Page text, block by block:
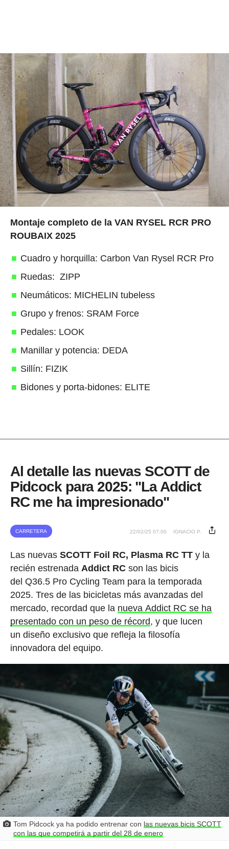
Montaje completo de la VAN RYSEL RCR PRO
ROUBAIX 2025
Cuadro y horquilla: Carbon Van Rysel RCR Pro
Ruedas: ZIPP
Neumáticos: MICHELIN tubeless
Grupo y frenos: SRAM Force
Pedales: LOOK
Manillar y potencia: DEDA
Sillín: FIZIK
Bidones y porta-bidones: ELITE
Al detalle las nuevas SCOTT de
Pidcock para 2025: "La Addict
RC me ha impresionado"
CARRETERA 22/02/25 07:00 IGNACIO P.
Las nuevasSCOTT Foil RC, Plasma RC TT y la
recién estrenada Addict RCson las bicis
del Q36.5 Pro Cycling Team para la temporada
2025. Tres de las bicicletas más avanzadas del
mercado, recordad que la nueva Addict RC se ha
presentado con un peso de récord, y que lucen
un diseño exclusivo que refleja la filosofía
innovadora del equipo.
Tom Pidcock ya ha podido entrenar con las nuevas bicis SCOTT
con las que competirá a partir del 28 de enero